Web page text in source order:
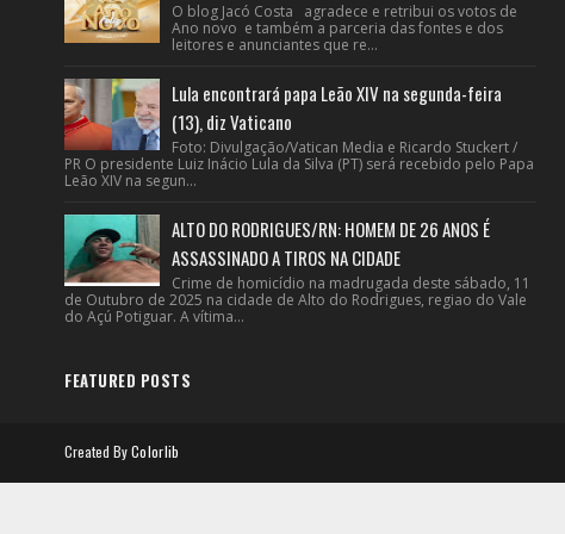
O blog Jacó Costa agradece e retribui os votos de
Ano novo e também a parceria das fontes e dos
leitores e anunciantes que re...
Lula encontrará papa Leão XIV na segunda-feira
(13), diz Vaticano
Foto: Divulgação/Vatican Media e Ricardo Stuckert /
PR O presidente Luiz Inácio Lula da Silva (PT) será recebido pelo Papa
Leão XIV na segun...
ALTO DO RODRIGUES/RN: HOMEM DE 26 ANOS É
ASSASSINADO A TIROS NA CIDADE
Crime de homicídio na madrugada deste sábado, 11
de Outubro de 2025 na cidade de Alto do Rodrigues, regiao do Vale
do Açú Potiguar. A vítima...
FEATURED POSTS
Created ByColorlib